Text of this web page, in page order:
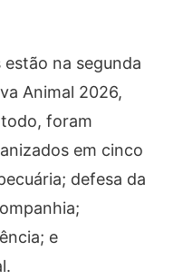
na segunda
Animal 2026,
foram
em cinco
defesa da
e